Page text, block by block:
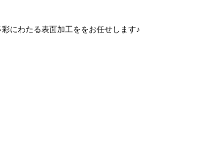
にわたる表面加工ををお任せします♪